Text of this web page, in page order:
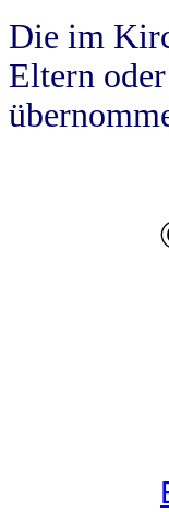
Die im
Eltern